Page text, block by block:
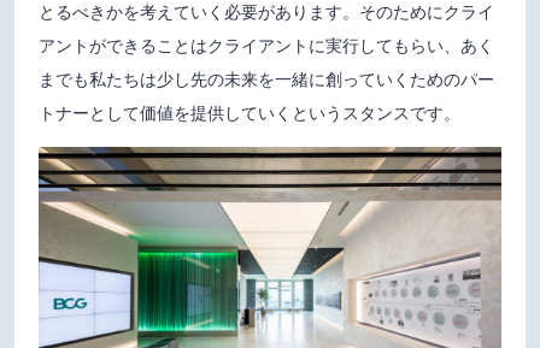
とるべきかを考えていく必要があります。そのためにクライ
アントができることはクライアントに実行してもらい、あく
までも私たちは少し先の未来を一緒に創っていくためのパー
トナーとして価値を提供していくというスタンスです。